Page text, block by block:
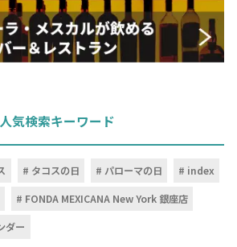
人気検索キーワード
タコスの日 パローマの日
index
FONDA MEXICANA New York 銀座店
ダー